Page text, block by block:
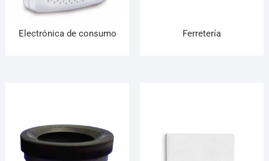
Electrónica de consumo Ferretería